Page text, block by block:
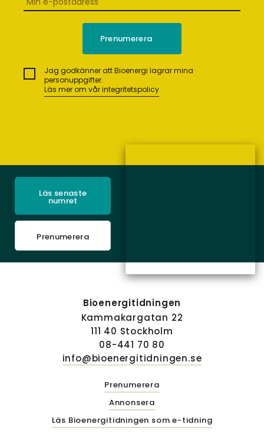
Jag godkänner att Bioenergi lagrar mina
personuppgifter.
Läs mer om vår integritetspolicy
Läs senaste
numret
Prenumerera
Bioenergitidningen
Kammakargatan 22
111 40 Stockholm
08-441 70 80
info@bioenergitidningen.se
Prenumerera
Annonsera
Läs Bioenergitidningen som e-tidning